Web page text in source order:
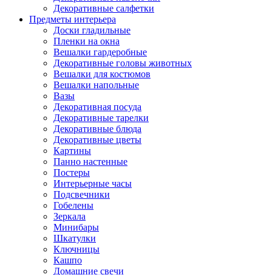
Декоративные салфетки
Предметы интерьера
Доски гладильные
Пленки на окна
Вешалки гардеробные
Декоративные головы животных
Вешалки для костюмов
Вешалки напольные
Вазы
Декоративная посуда
Декоративные тарелки
Декоративные блюда
Декоративные цветы
Картины
Панно настенные
Постеры
Интерьерные часы
Подсвечники
Гобелены
Зеркала
Минибары
Шкатулки
Ключницы
Кашпо
Домашние свечи